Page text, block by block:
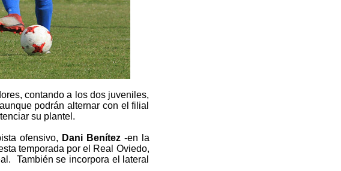
contando a los dos juveniles,
podrán alternar con el filial
su plantel.
ofensivo, Dani Benítez-en la
temporada por el Real Oviedo,
También se incorpora el lateral